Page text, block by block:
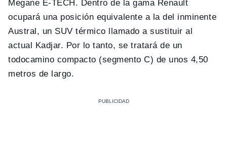
Megane E-TECH. Dentro de la gama Renault
ocupará una posición equivalente a la del inminente
Austral, un SUV térmico llamado a sustituir al
actual Kadjar. Por lo tanto, se tratará de un
todocamino compacto (segmento C) de unos 4,50
metros de largo.